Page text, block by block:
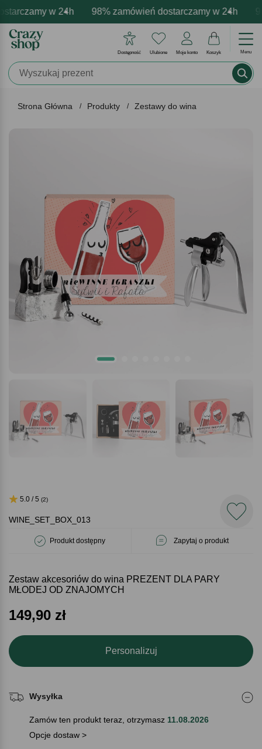
w 24h 98% zamówień dostarczamy w 24h
personalizacja produktów Profesjonalna i darmowa
emocje - zawsze udane prezenty Prezentujemy
Dostępność Ulubione Moje konto Koszyk Menu
Strona Główna Produkty Zestawy do wina
WINE_SET_BOX_013
Produkt dostępny Zapytaj o produkt
5.0 / 5 (2)
Zestaw akcesoriów do wina PREZENT DLA PARY
MŁODEJ OD ZNAJOMYCH
149,90 zł
Personalizuj
Wysyłka
Zamów ten produkt teraz, otrzymasz 11.08.2026
Opcje dostaw >